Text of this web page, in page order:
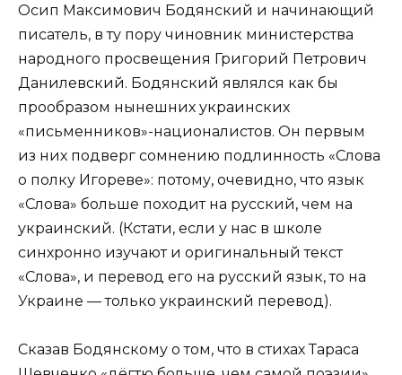
Осип Максимович Бодянский и начинающий
писатель, в ту пору чиновник министерства
народного просвещения Григорий Петрович
Данилевский. Бодянский являлся как бы
прообразом нынешних украинских
«письменников»-националистов. Он первым
из них подверг сомнению подлинность «Слова
о полку Игореве»: потому, очевидно, что язык
«Слова» больше походит на русский, чем на
украинский. (Кстати, если у нас в школе
синхронно изучают и оригинальный текст
«Слова», и перевод его на русский язык, то на
Украине — только украинский перевод).
Сказав Бодянскому о том, что в стихах Тараса